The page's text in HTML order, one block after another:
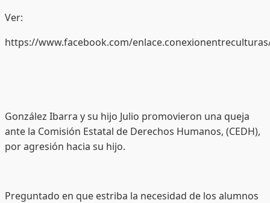
Ver:
https://www.facebook.com/
González Ibarra y su hijo Julio promovieron una queja
ante la Comisión Estatal de Derechos Humanos, (CEDH),
por agresión hacia su hijo.
Preguntado en que estriba la necesidad de los alumnos